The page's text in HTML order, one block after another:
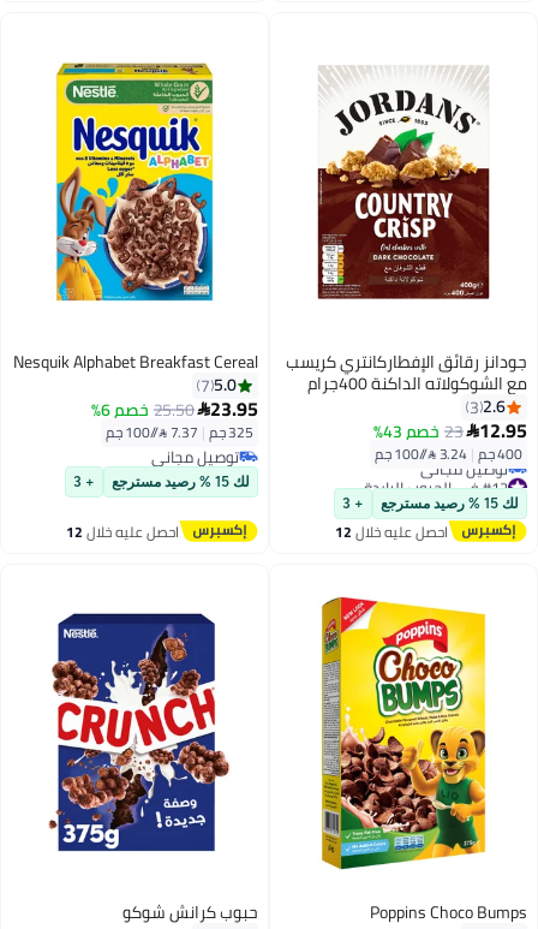
جودانز رقائق الإفطاركانتري كريسب
مع الشوكولاته الداكنة 400جرام
2.6
3
12.95
23 خصم 43%
400 جم |
#12 في الحبوب الباردة
أقل سعر في السنة
توصيل مجاني
#12 في الحبوب الباردة
لك 15 % رصيد مسترجع + 3
احصل عليه خلال12
اغسطس
Nesquik Alphabet Breakfast Cereal
5.0
7
23.95
25.50خصم 6%
325 جم |
توصيل مجاني
توصيل مجانيلك 15 % رصيد مسترجع + 3
احصل عليه خلال12
اغسطس
Poppins Choco Bumps حبوب كرانش شوكو